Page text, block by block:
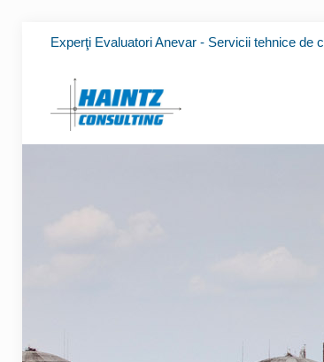
Experţi Evaluatori Anevar - Servicii tehnice de